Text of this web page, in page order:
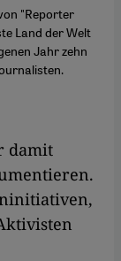
"Reporter
Land der Welt
Jahr zehn
damit